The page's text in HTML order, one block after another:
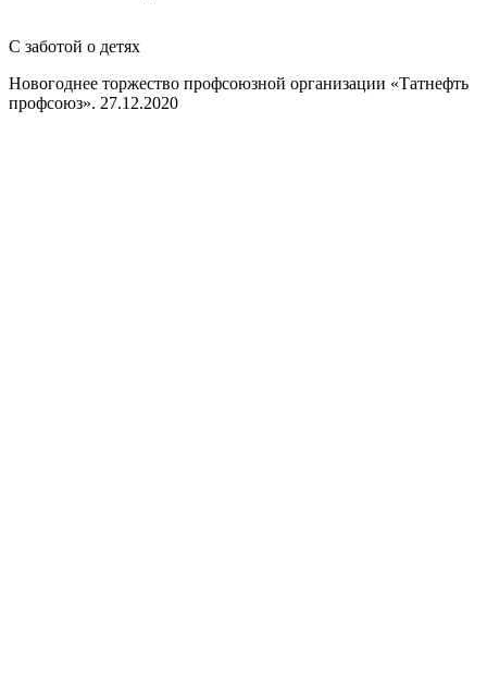
С заботой о детях
Новогоднее торжество профсоюзной организации «Татнефть
профсоюз». 27.12.2020